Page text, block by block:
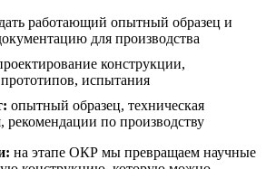
работающий опытный образец и
для производства
конструкции,
испытания
опытный образец, техническая
рекомендации по производству
на этапе ОКР мы превращаем научные